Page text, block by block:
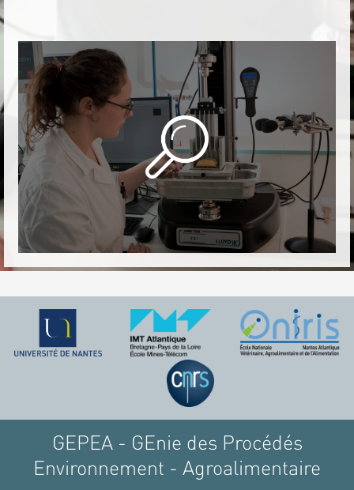
GEPEA - GEnie des Procédés
Environnement - Agroalimentaire